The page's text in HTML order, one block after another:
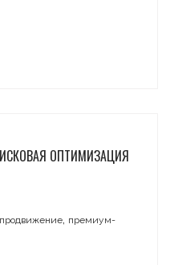
ОПТИМИЗАЦИЯ
продвижение, премиум-